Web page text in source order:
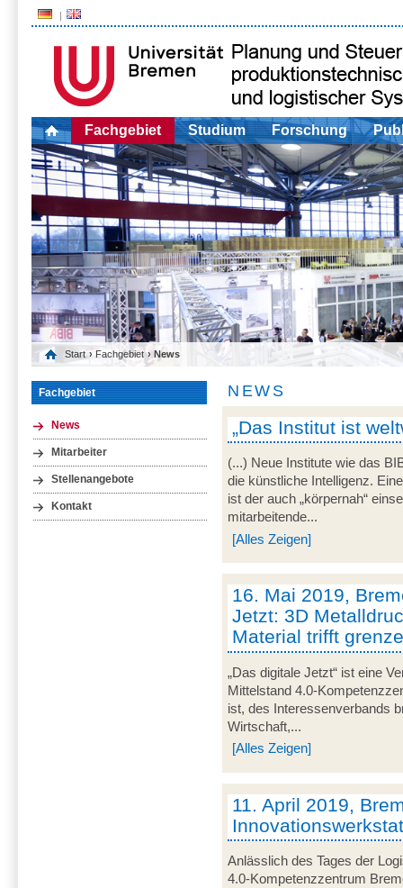
Fachgebiet Studium Forschung
Start › Fachgebiet › News
Fachgebiet
News
Mitarbeiter
Stellenangebote
Kontakt
NEWS
„Das Institut ist
(...) Neue Institute wie das
die künstliche Intelligenz.
ist der auch „körpernah“
mitarbeitende...
[Alles Zeigen]
16. Mai 2019,
Jetzt: 3D
Material trifft
„Das digitale Jetzt“ ist eine
Mittelstand 4.0-
ist, des Interessenverbands
Wirtschaft,...
[Alles Zeigen]
11. April 2019,
Anlässlich des Tages der
4.0-Kompetenzzentrum